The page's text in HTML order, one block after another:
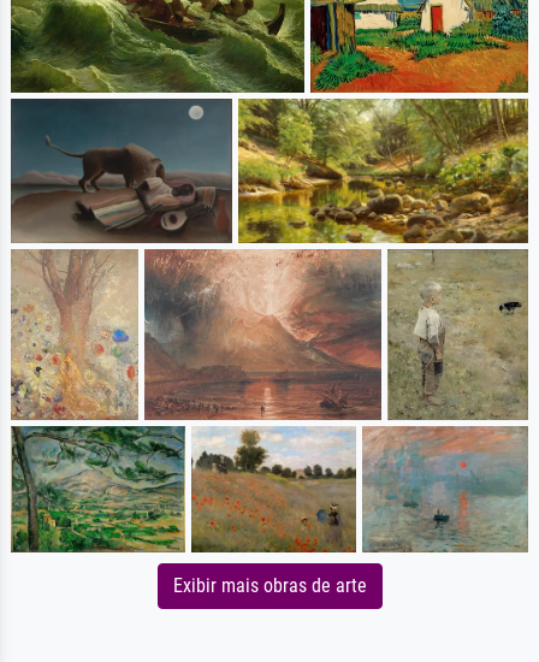
Exibir mais obras de arte